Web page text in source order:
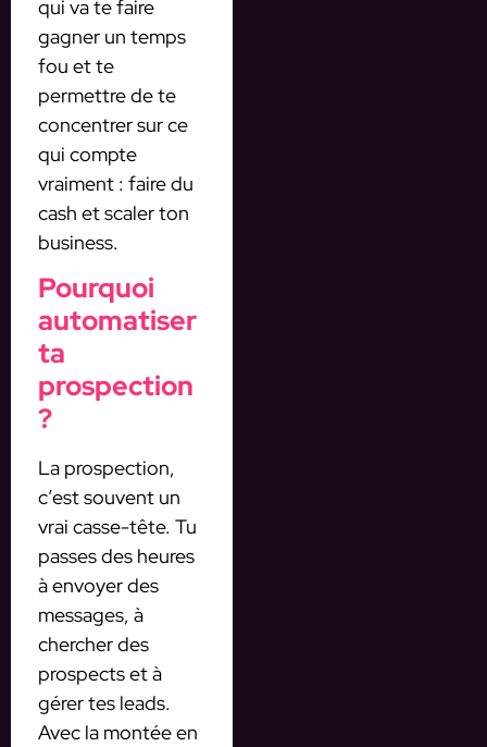
qui va te faire
gagner un temps
fou et te
permettre de te
concentrer sur ce
qui compte
vraiment : faire du
cash et scaler ton
business.
Pourquoi
automatiser
ta
prospection
?
La prospection,
c’est souvent un
vrai casse-tête. Tu
passes des heures
à envoyer des
messages, à
chercher des
prospects et à
gérer tes leads.
Avec la montée en